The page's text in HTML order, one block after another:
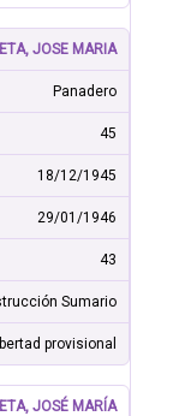
JOSE MARIA
Panadero
45
18/12/1945
29/01/1946
43
Sumario
provisional
JOSÉ MARÍA